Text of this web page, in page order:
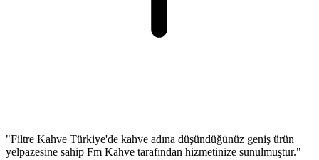
"Filtre Kahve Türkiye'de kahve adına düşündüğünüz geniş ürün
yelpazesine sahip Fm Kahve tarafından hizmetinize sunulmuştur."